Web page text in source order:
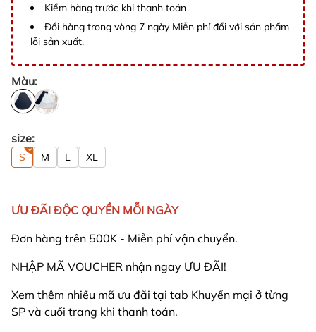
Kiểm hàng trước khi thanh toán
Đổi hàng trong vòng 7 ngày Miễn phí đổi với sản phẩm
lỗi sản xuất.
Màu:
size:
S M L XL
ƯU ĐÃI ĐỘC QUYỀN MỖI NGÀY
Đơn hàng trên 500K - Miễn phí vận chuyển.
NHẬP MÃ VOUCHER nhận ngay ƯU ĐÃI!
Xem thêm nhiều mã ưu đãi tại tab Khuyến mại ở từng
SP và cuối trang khi thanh toán.